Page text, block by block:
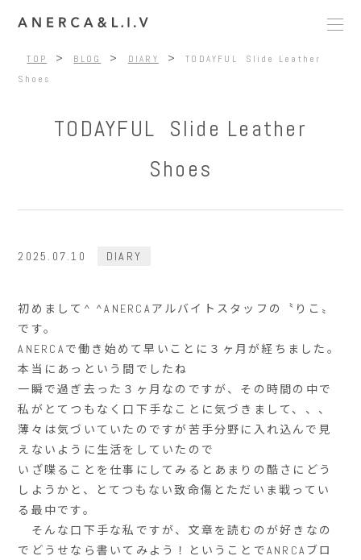
TOP > BLOG > DIARY >
TODAYFUL Slide Leather
Shoes
TODAYFUL Slide Leather
Shoes
2025.07.10 DIARY
初めまして^ ^ANERCAアルバイトスタッフの〝りこ〟
です。
ANERCAで働き始めて早いことに３ヶ月が経ちました。
本当にあっという間でしたね
一瞬で過ぎ去った３ヶ月なのですが、その時間の中で
私がとてつもなく口下手なことに気づきまして、、、
薄々は気づいていたのですが苦手分野に入れ込んで見
えないように生活をしていたので
いざ喋ることを仕事にしてみるとあまりの酷さにどう
しようかと、とてつもない致命傷とただいま戦ってい
る最中です。
そんな口下手な私ですが、文章を読むのが好きなの
でどうせなら書いてみよう！ということでANRCAブロ